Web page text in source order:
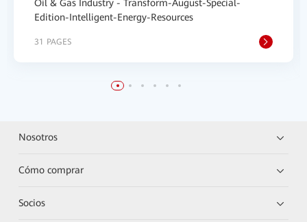
Oil & Gas Industry - Transform-August-Special-
Edition-Intelligent-Energy-Resources
31 PAGES
Nosotros
Cómo comprar
Socios